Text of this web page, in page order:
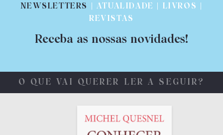
NEWSLETTERS
| ATUALIDADE | LIVROS |
REVISTAS
Receba as nossas novidades!
O QUE VAI QUERER LER A SEGUIR?